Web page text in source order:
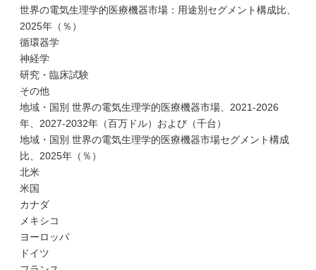
世界の電気生理学的医療機器市場：用途別セグメント構成比、
2025年（％）
循環器学
神経学
研究・臨床試験
その他
地域・国別 世界の電気生理学的医療機器市場、2021-2026
年、2027-2032年（百万ドル）および（千台）
地域・国別 世界の電気生理学的医療機器市場セグメント構成
比、2025年（％）
北米
米国
カナダ
メキシコ
ヨーロッパ
ドイツ